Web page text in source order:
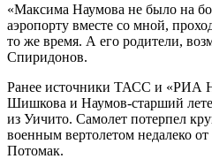
«Максима Наумова не было на
аэропорту вместе со мной,
то же время. А его родители,
Спиридонов.
Ранее источники ТАСС и «РИА
Шишкова и Наумов-старший
из Уичито. Самолет потерпел
военным вертолетом недалеко
Потомак.